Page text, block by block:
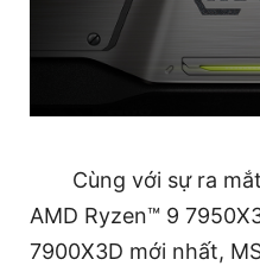
Cùng với sự ra
AMD Ryzen™ 9
7900X3D mới nhất,